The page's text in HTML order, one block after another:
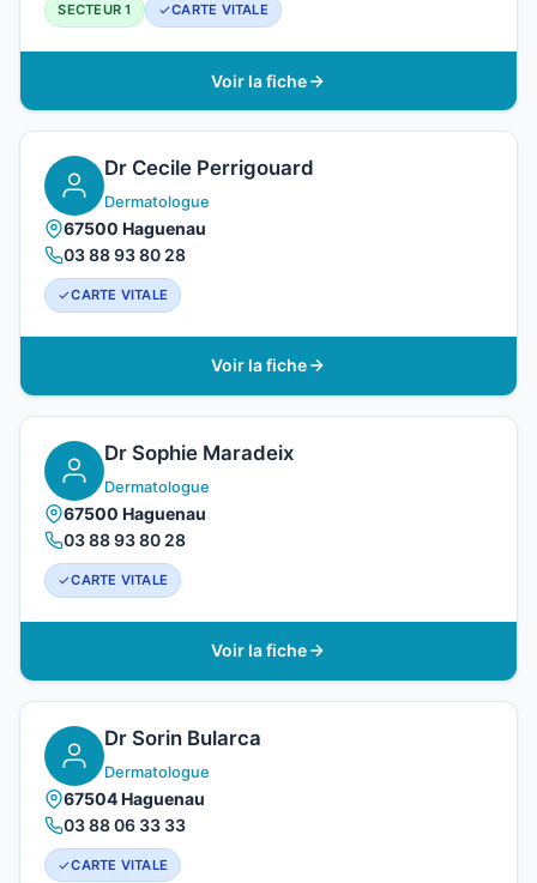
SECTEUR 1 CARTE VITALE
Voir la fiche
Dr Cecile Perrigouard
Dermatologue
67500 Haguenau
03 88 93 80 28
CARTE VITALE
Voir la fiche
Dr Sophie Maradeix
Dermatologue
67500 Haguenau
03 88 93 80 28
CARTE VITALE
Voir la fiche
Dr Sorin Bularca
Dermatologue
67504 Haguenau
03 88 06 33 33
CARTE VITALE